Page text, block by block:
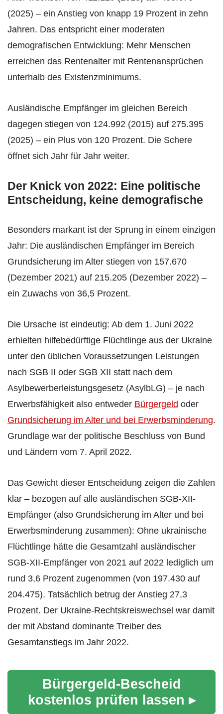
(2025) – ein Anstieg von knapp 19 Prozent in zehn
Jahren. Das entspricht einer moderaten
demografischen Entwicklung: Mehr Menschen
erreichen das Rentenalter mit Rentenansprüchen
unterhalb des Existenzminimums.
Ausländische Empfänger im gleichen Bereich
dagegen stiegen von 124.992 (2015) auf 275.395
(2025) – ein Plus von 120 Prozent. Die Schere
öffnet sich Jahr für Jahr weiter.
Der Knick von 2022: Eine politische
Entscheidung, keine demografische
Besonders markant ist der Sprung in einem einzigen
Jahr: Die ausländischen Empfänger im Bereich
Grundsicherung im Alter stiegen von 157.670
(Dezember 2021) auf 215.205 (Dezember 2022) –
ein Zuwachs von 36,5 Prozent.
Die Ursache ist eindeutig: Ab dem 1. Juni 2022
erhielten hilfebedürftige Flüchtlinge aus der Ukraine
unter den üblichen Voraussetzungen Leistungen
nach SGB II oder SGB XII statt nach dem
Asylbewerberleistungsgesetz (AsylbLG) – je nach
Erwerbsfähigkeit also entweder Bürgergeld oder
Grundsicherung im Alter und bei Erwerbsminderung.
Grundlage war der politische Beschluss von Bund
und Ländern vom 7. April 2022.
Das Gewicht dieser Entscheidung zeigen die Zahlen
klar – bezogen auf alle ausländischen SGB-XII-
Empfänger (also Grundsicherung im Alter und bei
Erwerbsminderung zusammen): Ohne ukrainische
Flüchtlinge hätte die Gesamtzahl ausländischer
SGB-XII-Empfänger von 2021 auf 2022 lediglich um
rund 3,6 Prozent zugenommen (von 197.430 auf
204.475). Tatsächlich betrug der Anstieg 27,3
Prozent. Der Ukraine-Rechtskreiswechsel war damit
der mit Abstand dominante Treiber des
Gesamtanstiegs im Jahr 2022.
Bürgergeld-Bescheid
kostenlos prüfen lassen ▸